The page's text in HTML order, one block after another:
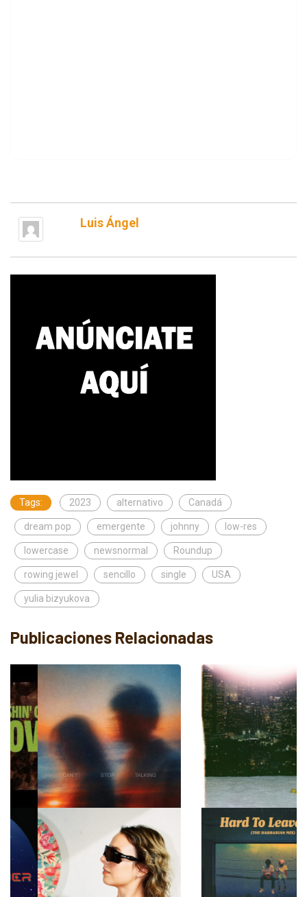
Luis Ángel
Tags: 2023 alternativo Canadá
dream pop emergente johnny low-res
lowercase newsnormal Roundup
rowing jewel sencillo single USA
yulia bizyukova
Publicaciones Relacionadas